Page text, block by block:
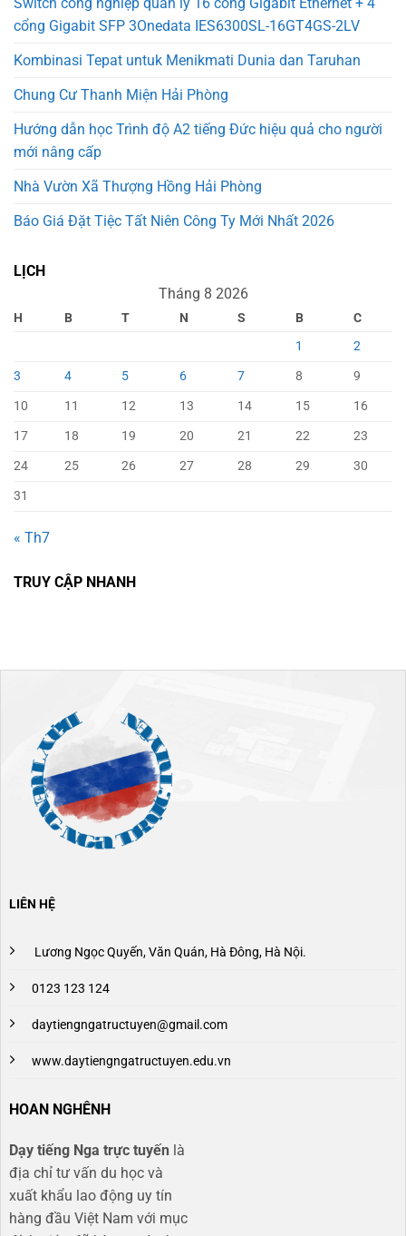
cổng Gigabit SFP 3Onedata IES6300SL-16GT4GS-2LV
Kombinasi Tepat untuk Menikmati Dunia dan Taruhan
Chung Cư Thanh Miện Hải Phòng
Hướng dẫn học Trình độ A2 tiếng Đức hiệu quả cho người
mới nâng cấp
Nhà Vườn Xã Thượng Hồng Hải Phòng
Báo Giá Đặt Tiệc Tất Niên Công Ty Mới Nhất 2026
LỊCH
Tháng 8 2026
H B T N S B
C
1
2
3
4 5 6 7 8
9
10
11 12 13 14 15
16
17
18 19 20 21 22
23
24
25 26 27 28 29
30
31
« Th7
TRUY CẬP NHANH
LIÊN HỆ
Lương Ngọc Quyến, Văn Quán, Hà Đông, Hà Nội.
0123 123 124
daytiengngatructuyen@gmail.com
www.daytiengngatructuyen.edu.vn
HOAN NGHÊNH
Dạy tiếng Nga trực tuyến là
địa chỉ tư vấn du học và
xuất khẩu lao động uy tín
hàng đầu Việt Nam với mục